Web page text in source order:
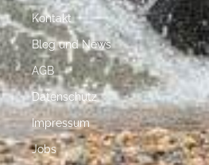
Kontakt
Blog und News
AGB
Datenschutz
Impressum
Jobs